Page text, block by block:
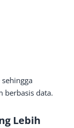
berbasis data.
Lebih